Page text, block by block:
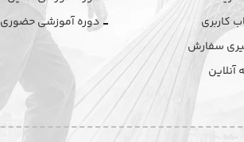
کاربری
سفارش
آنلاین
دوره آموزشی حضوری